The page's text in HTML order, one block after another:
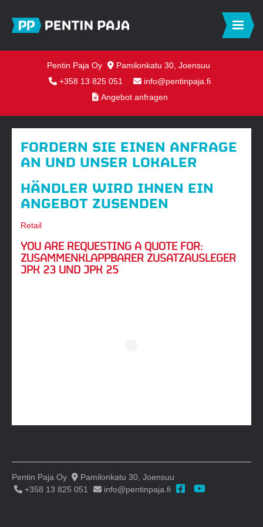
Pentin Paja Oy
Pamilonkatu 30, Joensuu
+358 13 825 051
info@pentinpaja.fi
Angebot anfragen
FORDERN SIE EINEN ANFRAGE
AN UND UNSER LOKALER
HÄNDLER WIRD IHNEN EIN
ANGEBOT ZUSENDEN
Retail
YOU ARE REQUESTING A QUOTE FOR:
ZUSAMMENKLAPPBARER ZUSATZAUSLEGER
JPK 23 UND JPK 25
Pentin Paja Oy
Pamilonkatu 30, Joensuu
+358 13 825 051
info@pentinpaja.fi